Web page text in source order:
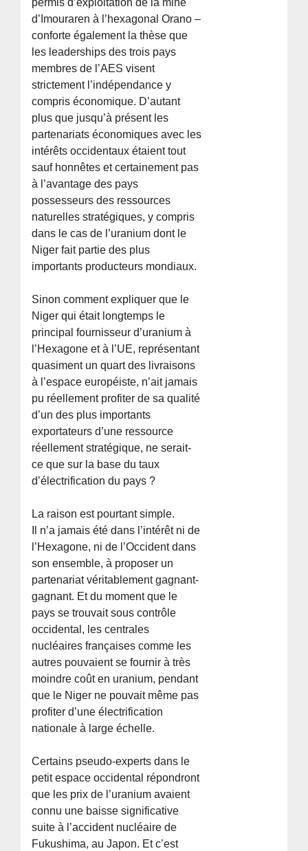
permis d’exploitation de la mine
d’Imouraren à l’hexagonal Orano –
conforte également la thèse que
les leaderships des trois pays
membres de l’AES visent
strictement l’indépendance y
compris économique. D’autant
plus que jusqu’à présent les
partenariats économiques avec les
intérêts occidentaux étaient tout
sauf honnêtes et certainement pas
à l’avantage des pays
possesseurs des ressources
naturelles stratégiques, y compris
dans le cas de l’uranium dont le
Niger fait partie des plus
importants producteurs mondiaux.
Sinon comment expliquer que le
Niger qui était longtemps le
principal fournisseur d’uranium à
l’Hexagone et à l’UE, représentant
quasiment un quart des livraisons
à l’espace européiste, n’ait jamais
pu réellement profiter de sa qualité
d’un des plus importants
exportateurs d’une ressource
réellement stratégique, ne serait-
ce que sur la base du taux
d’électrification du pays ?
La raison est pourtant simple.
Il n’a jamais été dans l’intérêt ni de
l’Hexagone, ni de l’Occident dans
son ensemble, à proposer un
partenariat véritablement gagnant-
gagnant. Et du moment que le
pays se trouvait sous contrôle
occidental, les centrales
nucléaires françaises comme les
autres pouvaient se fournir à très
moindre coût en uranium, pendant
que le Niger ne pouvait même pas
profiter d’une électrification
nationale à large échelle.
Certains pseudo-experts dans le
petit espace occidental répondront
que les prix de l’uranium avaient
connu une baisse significative
suite à l’accident nucléaire de
Fukushima, au Japon. Et c’est